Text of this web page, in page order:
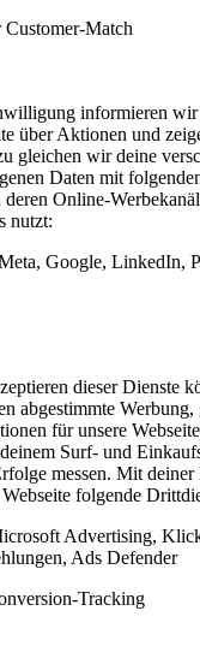
Match
informieren wir
über Aktionen und
gleichen wir deine
Daten mit
deren Online-
nutzt:
Google, LinkedIn,
dieser Dienste
abgestimmte
für unsere
Surf- und
messen. Mit
folgende
Advertising,
Ads Defender
Tracking